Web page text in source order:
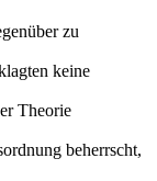
zu
keine
Theorie
beherrscht,